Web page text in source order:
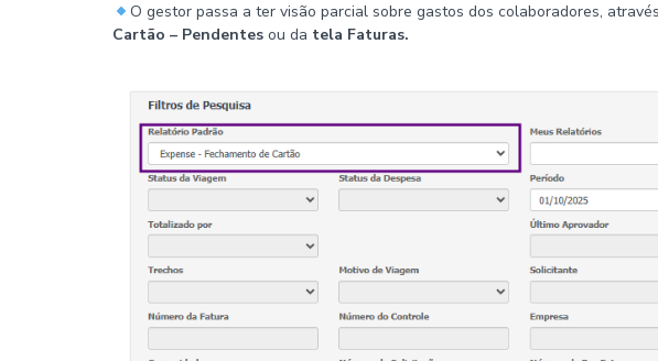
O gestor passa a ter visão parcial sobre gastos dos colaboradores,
Cartão – Pendentes ou da tela Faturas.